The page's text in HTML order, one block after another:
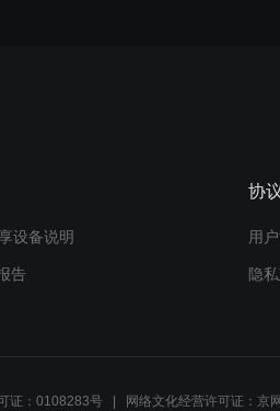
设备说明
告
协
用
隐
证：0108283号 网络文化经营许可证：京